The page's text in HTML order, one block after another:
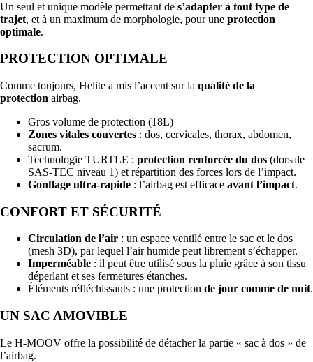
Un seul et unique modèle permettant de s’adapter à tout type de
trajet, et à un maximum de morphologie, pour une protection
optimale.
PROTECTION OPTIMALE
Comme toujours, Helite a mis l’accent sur la qualité de la
protection airbag.
Gros volume de protection (18L)
Zones vitales couvertes : dos, cervicales, thorax, abdomen,
sacrum.
Technologie TURTLE : protection renforcée du dos (dorsale
SAS-TEC niveau 1) et répartition des forces lors de l’impact.
Gonflage ultra-rapide : l’airbag est efficace avant l’impact.
CONFORT ET SÉCURITÉ
Circulation de l’air : un espace ventilé entre le sac et le dos
(mesh 3D), par lequel l’air humide peut librement s’échapper.
Imperméable : il peut être utilisé sous la pluie grâce à son tissu
déperlant et ses fermetures étanches.
Éléments réfléchissants : une protection de jour comme de nuit.
UN SAC AMOVIBLE
Le H-MOOV offre la possibilité de détacher la partie « sac à dos » de
l’airbag.